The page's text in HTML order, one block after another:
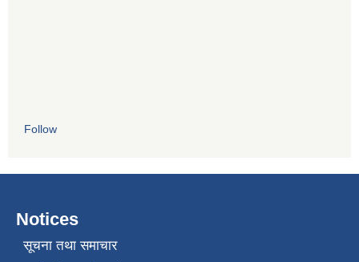
Follow
Notices
सूचना तथा समाचार